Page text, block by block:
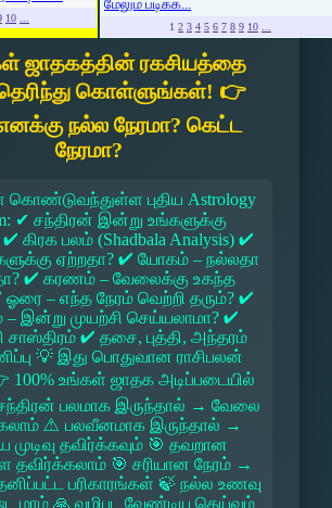
10 ...
மேலும் படிக்க...
1 2 3 4 5 6 7 8 9 10 ...
ஜாதகத்தின் ரகசியத்தை
கொள்ளுங்கள்! 👉
நல்ல நேரமா? கெட்ட
நேரமா?
கொண்டுவந்துள்ள புதிய Astrology
✔ சந்திரன் இன்று உங்களுக்கு
கிரக பலம் (Shadbala Analysis) ✔
ஏற்றதா? ✔ யோகம் – நல்லதா
✔ கரணம் – வேலைக்கு உகந்த
ஓரை – எந்த நேரம் வெற்றி தரும்? ✔
– இன்று முயற்சி செய்யலாமா? ✔
சாஸ்திரம் ✔ தசை, புத்தி, அந்தரம்
💡 இது பொதுவான ராசிபலன்
உங்கள் ஜாதக அடிப்படையில்
பலமாக இருந்தால் → வேலை
⚠ பலவீனமாக இருந்தால் →
முடிவு தவிர்க்கவும் 🎯 தவறான
தவிர்க்கலாம் 🎯 சரியான நேரம் →
பரிகாரங்கள் 🍃 நல்ல உணவு
மரம் 🙏 வழிபட வேண்டிய தெய்வம்